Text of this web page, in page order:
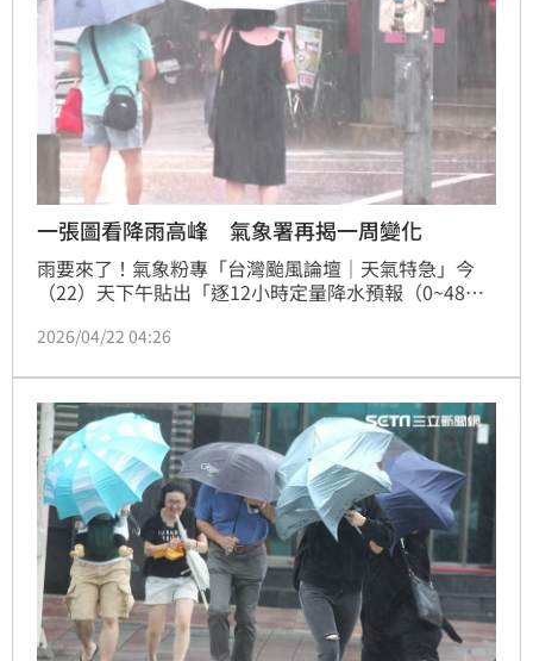
一張圖看降雨高峰 氣象署再揭一周變化
雨要來了！氣象粉專「台灣颱風論壇｜天氣特急」今
（22）天下午貼出「逐12小時定量降水預報（0~48）
（24）白天，是這波鋒面降雨高峰期，全台容易雷陣
2026/04/22 04:26